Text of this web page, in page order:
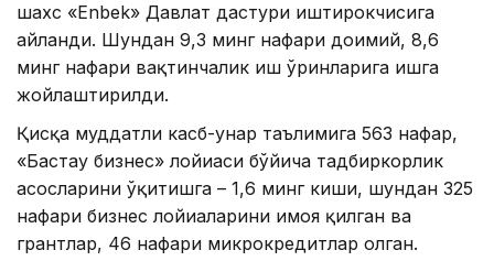
шахс «Еnbek» Давлат дастури иштирокчисига
айланди. Шундан 9,3 минг нафари доимий, 8,6
минг нафари вақтинчалик иш ўринларига ишга
жойлаштирилди.
Қисқа муддатли касб-ҳунар таълимига 563 нафар,
«Бастау бизнес» лойиҳаси бўйича тадбиркорлик
асосларини ўқитишга – 1,6 минг киши, шундан 325
нафари бизнес лойиҳаларини ҳимоя қилган ва
грантлар, 46 нафари микрокредитлар олган.